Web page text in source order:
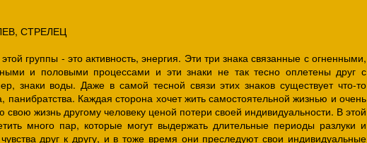
СТРЕЛЕЦ
группы - это активность, энергия. Эти три знака связанные с огненными,
и половыми процессами и эти знаки не так тесно оплетены друг с
знаки воды. Даже в самой тесной связи этих знаков существует что-то
панибратства. Каждая сторона хочет жить самостоятельной жизнью и очень
свою жизнь другому человеку ценой потери своей индивидуальности. В этой
много пар, которые могут выдержать длительные периоды разлуки и
друг к другу, и в тоже время они преследуют свои индивидуальные